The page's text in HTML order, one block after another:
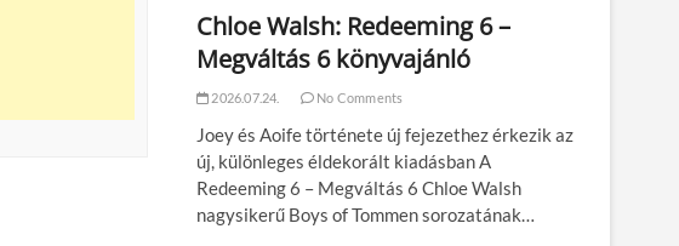
Chloe Walsh: Redeeming 6 –
Megváltás 6 könyvajánló
2026.07.24. No Comments
Joey és Aoife története új fejezethez érkezik az
új, különleges éldekorált kiadásban A
Redeeming 6 – Megváltás 6 Chloe Walsh
nagysikerű Boys of Tommen sorozatának…